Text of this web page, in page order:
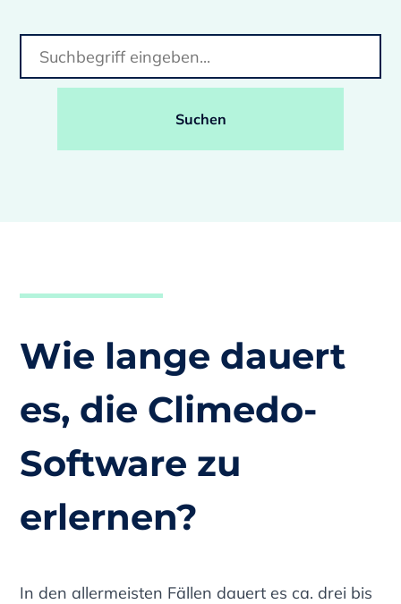
Suchen
Wie lange dauert
es, die Climedo-
Software zu
erlernen?
In den allermeisten Fällen dauert es ca. drei bis